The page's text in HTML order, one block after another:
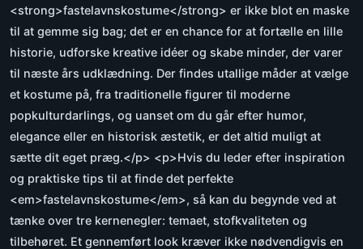
<strong>fastelavnskostume</strong> er ikke blot en maske
til at gemme sig bag; det er en chance for at fortælle en lille
historie, udforske kreative idéer og skabe minder, der varer
til næste års udklædning. Der findes utallige måder at vælge
et kostume på, fra traditionelle figurer til moderne
popkulturdarlings, og uanset om du går efter humor,
elegance eller en historisk æstetik, er det altid muligt at
sætte dit eget præg.</p> <p>Hvis du leder efter inspiration
og praktiske tips til at finde det perfekte
<em>fastelavnskostume</em>, så kan du begynde ved at
tænke over tre kernenegler: temaet, stofkvaliteten og
tilbehøret. Et gennemført look kræver ikke nødvendigvis en